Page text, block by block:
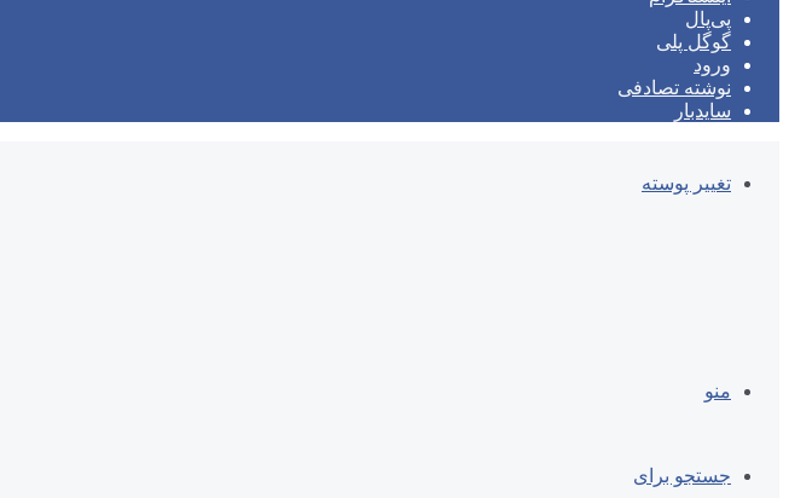
پی‌پال
گوگل پلی
ورود
نوشته تصادفی
سایدبار
تغییر پوسته
منو
جستجو برای